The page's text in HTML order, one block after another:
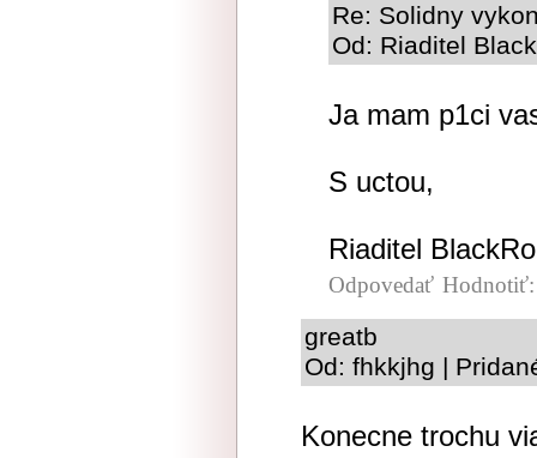
Re: Solidny
Od: Riaditel
Ja mam p1ci
S uctou,
Riaditel
Odpovedať
greatb
Od: fhkkjhg |
Konecne trochu